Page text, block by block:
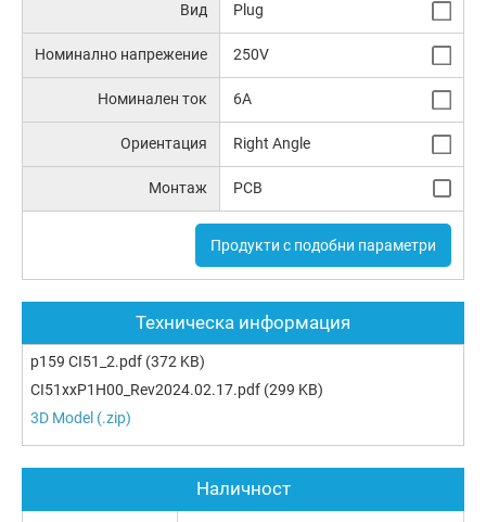
Вид Plug
Номинално напрежение 250V
Номинален ток 6A
Ориентация Right Angle
Монтаж PCB
Продукти с подобни параметри
Техническа информация
p159 CI51_2.pdf (372 KB)
CI51xxP1H00_Rev2024.02.17.pdf (299 KB)
3D Model (.zip)
Наличност